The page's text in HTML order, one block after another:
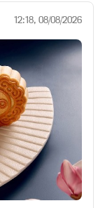
12:18, 08/08/2026